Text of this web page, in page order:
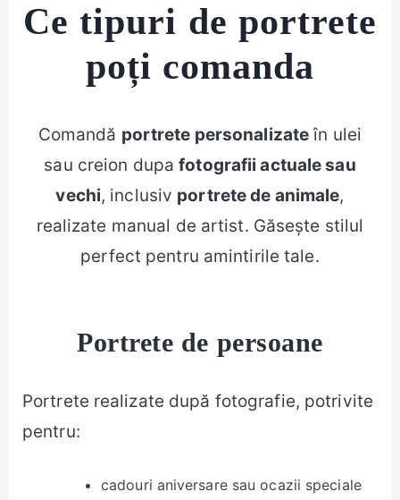
Ce tipuri de portrete
poți comanda
Comandă portrete personalizateîn ulei
sau creion dupafotografii actuale sau
vechi, inclusiv portrete de animale,
realizate manual de artist. Găsește stilul
perfect pentru amintirile tale.
Portrete de persoane
Portrete realizate după fotografie, potrivite
pentru:
cadouri aniversare sau ocazii speciale